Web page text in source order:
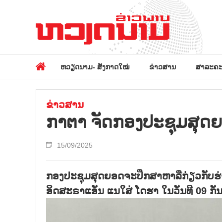
ຫວຽດນາມ- ສັງກາດໃໝ່ ຂ່າວສານ ສາລະຄ
ຂ່າວສານ
ກາຕາ ຈັດກອງປະຊຸມສຸດ
15/09/2025
ກອງປະຊຸມສຸດຍອດຈະປຶກສາຫາລືກ່ຽວກັບຮ່
ອິດສະຣາແອັນ ແນໃສ່ ໂດຮາ ໃນວັນທີ 09 ກັ